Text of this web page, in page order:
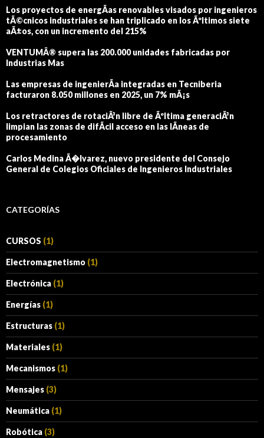
Los proyectos de energÃ­as renovables visados por ingenieros
tÃ©cnicos industriales se han triplicado en los Ãºltimos siete
aÃ±os, con un incremento del 215%
VENTUMÂ® supera las 200.000 unidades fabricadas por
Industrias Mas
Las empresas de ingenierÃ­a integradas en Tecniberia
facturaron 8.050 millones en 2025, un 7% mÃ¡s
Los retractores de rotaciÃ³n libre de Ãºltima generaciÃ³n
limpian las zonas de difÃ­cil acceso en las lÃ­neas de
procesamiento
Carlos Medina Ã�lvarez, nuevo presidente del Consejo
General de Colegios Oficiales de Ingenieros Industriales
CATEGORÍAS
CURSOS (1)
Electromagnetismo (1)
Electrónica (1)
Energías (1)
Estructuras (1)
Materiales (1)
Mecanismos (1)
Mensajes (3)
Neumática (1)
Robótica (3)